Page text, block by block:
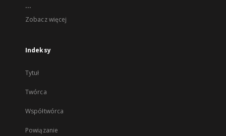
...
Zobacz więcej
Indeksy
Tytuł
Twórca
Współtwórca
Powiązanie